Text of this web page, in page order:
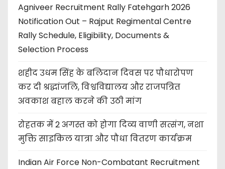
Agniveer Recruitment Rally Fatehgarh 2026
Notification Out – Rajput Regimental Centre
Rally Schedule, Eligibility, Documents &
Selection Process
शहीद उधम सिंह के बलिदान दिवस पर पौधारोपण
कर दी श्रद्धांजलि, विश्वविद्यालय और राजपत्रित
अवकाश बहाल करने की उठी मांग
रोहतक में 2 अगस्त को होगा दिव्य वाणी सत्संग, नशा
मुक्ति साइकिल यात्रा और पौधा वितरण कार्यक्रम
Indian Air Force Non-Combatant Recruitment